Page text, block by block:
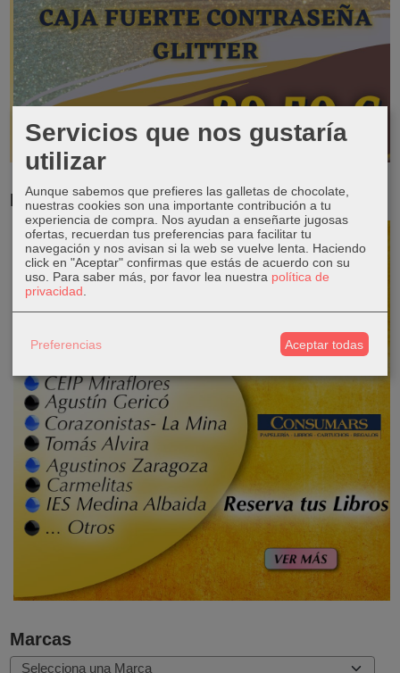
RESERVA TUS LIBROS DE TEXTO
Marcas
Servicios que nos gustaría
utilizar
Aunque sabemos que prefieres las galletas de chocolate,
nuestras cookies son una importante contribución a tu
experiencia de compra. Nos ayudan a enseñarte jugosas
ofertas, recuerdan tus preferencias para facilitar tu
navegación y nos avisan si la web se vuelve lenta. Haciendo
click en "Aceptar" confirmas que estás de acuerdo con su
uso. Para saber más, por favor lea nuestra política de
privacidad
Preferencias Aceptar todas